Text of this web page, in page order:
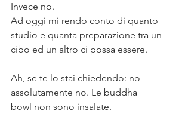
Invece no. ⠀
Ad oggi mi rendo conto di quanto
studio e quanta preparazione tra un
cibo ed un altro ci possa essere. ⠀
Ah, se te lo stai chiedendo: no
assolutamente no. Le buddha
bowl non sono insalate. ⠀